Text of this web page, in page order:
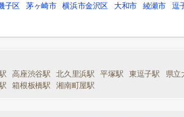
子区 茅ヶ崎市 横浜市金沢区 大和市 綾瀬市 逗
高座渋谷駅 北久里浜駅 平塚駅 東逗子駅 県立
箱根板橋駅 湘南町屋駅